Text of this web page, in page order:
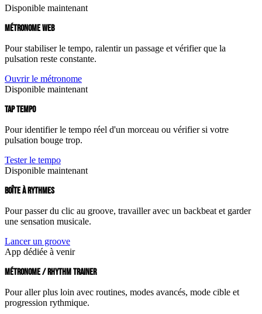
Disponible maintenant
MÉTRONOME WEB
Pour stabiliser le tempo, ralentir un passage et vérifier que la
pulsation reste constante.
Ouvrir le métronome
Disponible maintenant
TAP TEMPO
Pour identifier le tempo réel d'un morceau ou vérifier si votre
pulsation bouge trop.
Tester le tempo
Disponible maintenant
BOÎTE À RYTHMES
Pour passer du clic au groove, travailler avec un backbeat et garder
une sensation musicale.
Lancer un groove
App dédiée à venir
MÉTRONOME / RHYTHM TRAINER
Pour aller plus loin avec routines, modes avancés, mode cible et
progression rythmique.